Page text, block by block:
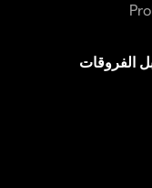
الفروقات